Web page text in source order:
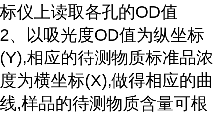
标仪上读取各孔的OD值
2、以吸光度OD值为纵坐标
(Y),相应的待测物质标准品浓
度为横坐标(X),做得相应的曲
线,样品的待测物质含量可根